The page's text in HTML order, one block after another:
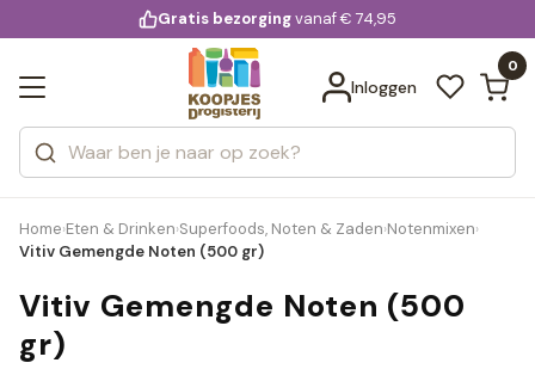
voor 20:00 uur besteld
Gratis bezorgingvanaf € 74,95
Inloggen
0
Zoeken
Categorieën
Merken
Bekijk alle resultaten
Home›Eten & Drinken›Superfoods, Noten & Zaden›Notenmixen›
Vitiv Gemengde Noten (500 gr)
Vitiv Gemengde Noten (500
gr)